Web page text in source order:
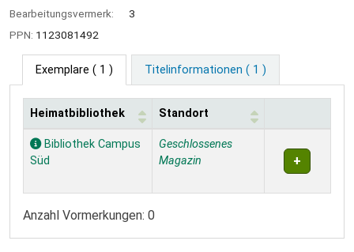
Bearbeitungsvermerk:
3
PPN: 1123081492
Exemplare ( 1 ) Titelinformationen ( 1 )
Exemplare
Heimatbibliothek Standort
Bibliothek Campus
Süd
Geschlossenes
Magazin
Anzahl Vormerkungen: 0